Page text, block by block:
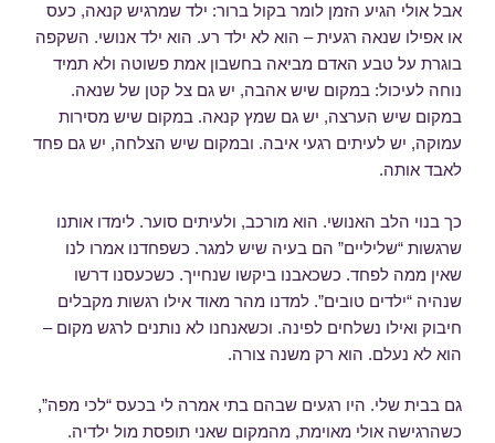
אבל אולי הגיע הזמן לומר בקול ברור: ילד שמרגיש קנאה, כעס
או אפילו שנאה רגעית – הוא לא ילד רע. הוא ילד אנושי. השקפה
בוגרת על טבע האדם מביאה בחשבון אמת פשוטה ולא תמיד
נוחה לעיכול: במקום שיש אהבה, יש גם צל קטן של שנאה.
במקום שיש הערצה, יש גם שמץ קנאה. במקום שיש מסירות
עמוקה, יש לעיתים רגעי איבה. ובמקום שיש הצלחה, יש גם פחד
לאבד אותה.
כך בנוי הלב האנושי. הוא מורכב, ולעיתים סוער. לימדו אותנו
שרגשות “שליליים” הם בעיה שיש למגר. כשפחדנו אמרו לנו
שאין ממה לפחד. כשכאבנו ביקשו שנחייך. כשכעסנו דרשו
שנהיה “ילדים טובים”. למדנו מהר מאוד אילו רגשות מקבלים
חיבוק ואילו נשלחים לפינה. וכשאנחנו לא נותנים לרגש מקום –
הוא לא נעלם. הוא רק משנה צורה.
גם בבית שלי. היו רגעים שבהם בתי אמרה לי בכעס “לכי מפה”,
כשהרגישה אולי מאוימת, מהמקום שאני תופסת מול ילדיה.